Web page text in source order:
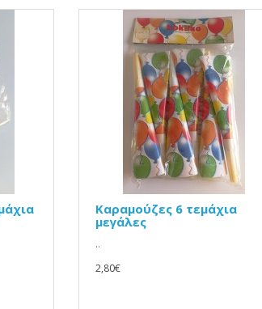
Καραμούζες 6 τεμάχια
μεγάλες
..
2,80€